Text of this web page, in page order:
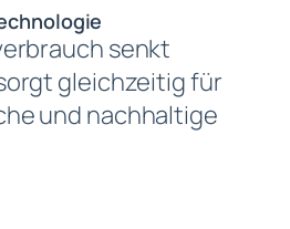
senkt
gleichzeitig für
und nachhaltige